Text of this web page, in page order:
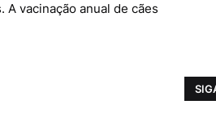
A vacinação anual de cães